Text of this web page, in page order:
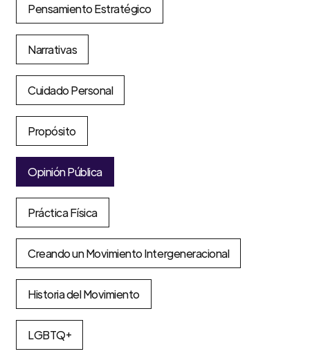
Pensamiento Estratégico
Narrativas
Cuidado Personal
Propósito
Opinión Pública
Práctica Física
Creando un Movimiento Intergeneracional
Historia del Movimiento
LGBTQ+